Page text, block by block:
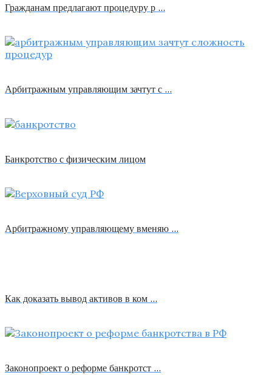
Гражданам предлагают процедуру р …
Арбитражным управляющим зачтут с …
Банкротство с физическим лицом
Арбитражному управляющему вменяю …
Как доказать вывод активов в ком …
Законопроект о реформе банкротст …